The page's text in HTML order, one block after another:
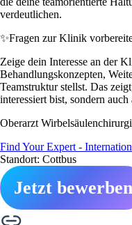
verdeutlichen.
✨Fragen zur Klinik
Zeige dein Interesse an der
Behandlungskonzepten,
Teamstruktur stellst. Das
interessiert bist, sondern
Oberarzt
Find Your Expert -
Standort: Cottbus
Jetzt bewerben